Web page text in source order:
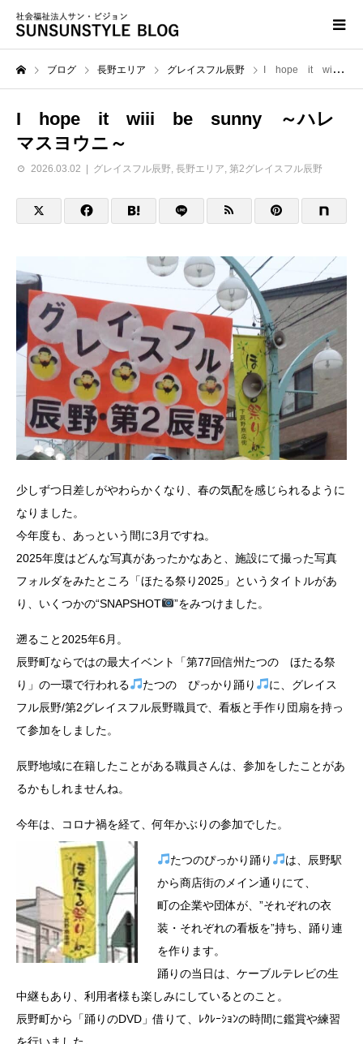
ブログ 長野エリア グレイスフル辰野 I hope it wiii be sunny ～ハレマスヨウニ～
I hope it wiii be sunny ～ハレ
マスヨウニ～
2026.03.02 グレイスフル辰野 長野エリア 第2グレイスフル辰野
少しずつ日差しがやわらかくなり、春の気配を感じられるように
なりました。
今年度も、あっという間に3月ですね。
2025年度はどんな写真があったかなあと、施設にて撮った写真
フォルダをみたところ「ほたる祭り2025」というタイトルがあ
り、いくつかの“SNAPSHOT
”をみつけました。
遡ること2025年6月。
辰野町ならではの最大イベント「第77回信州たつの ほたる祭
り」の一環で行われる
たつの ぴっかり踊り
に、グレイス
フル辰野/第2グレイスフル辰野職員で、看板と手作り団扇を持っ
て参加をしました。
辰野地域に在籍したことがある職員さんは、参加をしたことがあ
るかもしれませんね。
今年は、コロナ禍を経て、何年かぶりの参加でした。
たつのぴっかり踊り
は、辰野駅
から商店街のメイン通りにて、
町の企業や団体が、”それぞれの衣
装・それぞれの看板を”持ち、踊り連
を作ります。
踊りの当日は、ケーブルテレビの生
中継もあり、利用者様も楽しみにしているとのこと。
辰野町から「踊りのDVD」借りて、ﾚｸﾚｰｼｮﾝの時間に鑑賞や練習